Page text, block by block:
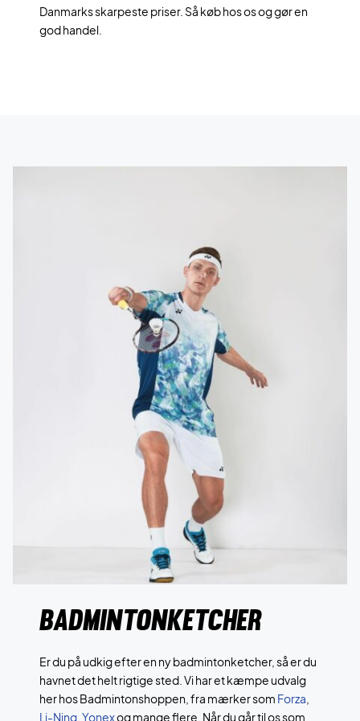
Danmarks skarpeste priser. Så køb hos os og gør en
god handel.
BADMINTONKETCHER
Er du på udkig efter en ny badmintonketcher, så er du
havnet det helt rigtige sted. Vi har et kæmpe udvalg
her hos Badmintonshoppen, fra mærker som Forza
Li-Ning ,Yonexog mange flere. Når du går til os som